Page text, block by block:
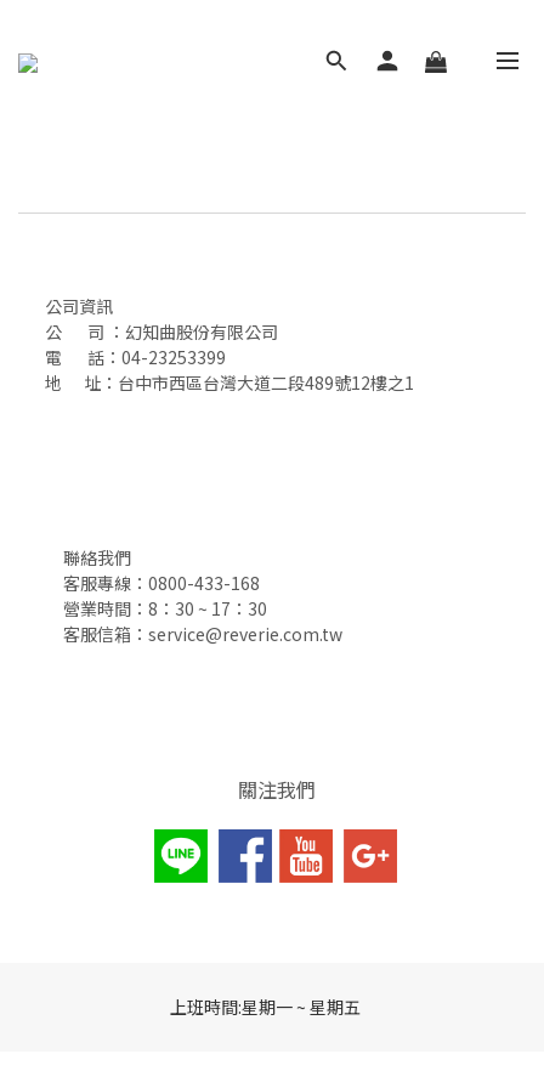
公司資訊
公 司 ：幻知曲股份有限公司
電 話：04-23253399
地 址：台中市西區台灣大道二段489號12樓之1
聯絡我們
客服專線：0800-433-168
營業時間：8：30 ~ 17：30
客服信箱：service@reverie.com.tw
關注我們
上班時間:星期一 ~ 星期五